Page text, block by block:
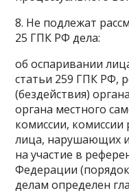
8. Не подлежат
25 ГПК РФ дела:
об оспаривании
статьи 259 ГПК РФ,
(бездействия)
органа местного
комиссии,
лица, нарушающих
на участие в
Федерации
делам определен